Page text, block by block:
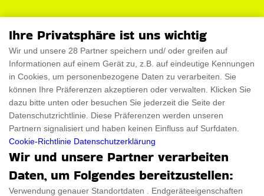
ThingsFromMars.de listet Produkte auf, die Sie umhauen
werden. Alle sind so seltsam und verblüffend, dass Sie
im Handumdrehen das Zeitgefühl verlieren werden.
Kommen Sie zu "ThingsFromMars", um die Langeweile
zu vertreiben. Diese erstaunlichen Produkte sind ein
Genuss.
Ihre Privatsphäre ist uns wichtig
Wir und unsere 28 Partner speichern und/ oder greifen auf
Informationen auf einem Gerät zu, z.B. auf eindeutige Kennungen
in Cookies, um personenbezogene Daten zu verarbeiten. Sie
können Ihre Präferenzen akzeptieren oder verwalten. Klicken Sie
dazu bitte unten oder besuchen Sie jederzeit die Seite der
Datenschutzrichtlinie. Diese Präferenzen werden unseren
Partnern signalisiert und haben keinen Einfluss auf Surfdaten.
Cookie-Richtlinie Datenschutzerklärung
Wir und unsere Partner verarbeiten
Daten, um Folgendes bereitzustellen:
Verwendung genauer Standortdaten . Endgeräteeigenschaften